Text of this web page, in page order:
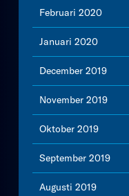
Februari 2020
Januari 2020
December 2019
November 2019
Oktober 2019
September 2019
Augusti 2019